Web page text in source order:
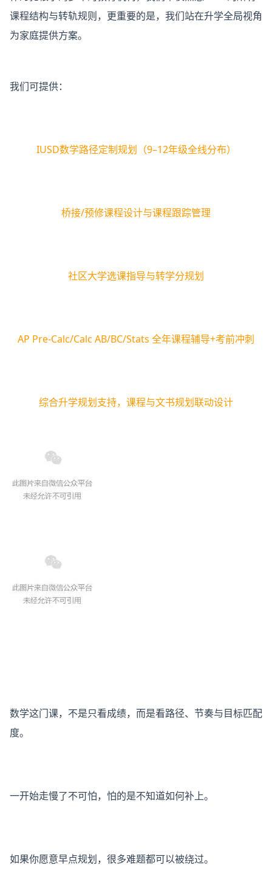
课程结构与转轨规则，更重要的是，我们站在升学全局视角
为家庭提供方案。
我们可提供：
IUSD数学路径定制规划（9–12年级全线分布）
桥接/预修课程设计与课程跟踪管理
社区大学选课指导与转学分规划
AP Pre-Calc/Calc AB/BC/Stats 全年课程辅导+考前冲刺
综合升学规划支持，课程与文书规划联动设计
数学这门课，不是只看成绩，而是看路径、节奏与目标匹配
度。
一开始走慢了不可怕，怕的是不知道如何补上。
如果你愿意早点规划，很多难题都可以被绕过。